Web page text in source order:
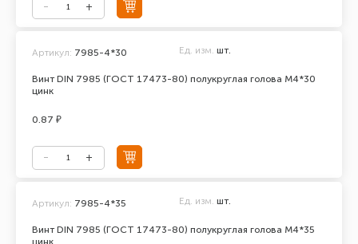
Винт DIN 7985 (ГОСТ 17473-80) полукруглая голова М4*30
цинк
Артикул: 7985-4*30 Ед. изм. шт.
0.87 ₽
Винт DIN 7985 (ГОСТ 17473-80) полукруглая голова М4*35
цинк
Артикул: 7985-4*35 Ед. изм. шт.